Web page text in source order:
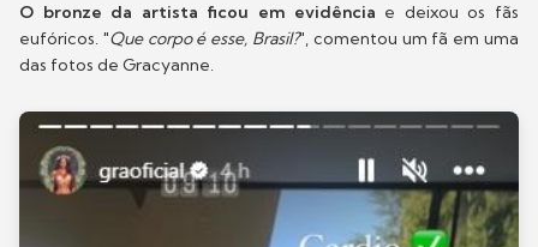
O bronze da artista ficou em evidência e deixou os fãs
eufóricos. "Que corpo é esse, Brasil?", comentou um fã em uma
das fotos de Gracyanne.